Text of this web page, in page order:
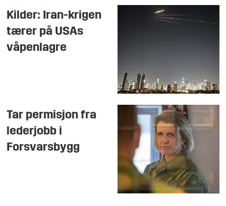
Kilder: Iran-krigen
tærer på USAs
våpenlagre
Tar permisjon fra
lederjobb i
Forsvarsbygg